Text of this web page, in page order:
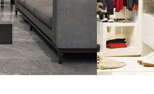
服装店射灯项目